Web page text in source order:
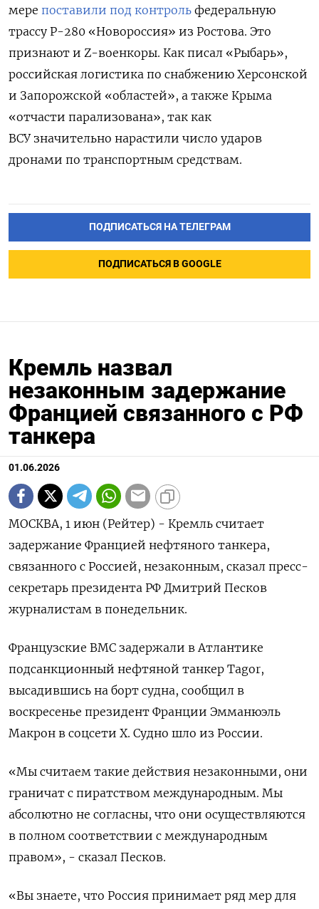
мере поставили под контроль федеральную
трассу Р-280 «Новороссия» из Ростова. Это
признают и Z-военкоры. Как писал «Рыбарь»,
российская логистика по снабжению Херсонской
и Запорожской «областей», а также Крыма
«отчасти парализована», так как
ВСУ значительно нарастили число ударов
дронами по транспортным средствам.
ПОДПИСАТЬСЯ НА ТЕЛЕГРАМ
ПОДПИСАТЬСЯ В GOOGLE
Кремль назвал
незаконным задержание
Францией связанного с РФ
танкера
01.06.2026
МОСКВА, 1 июн (Рейтер) - Кремль считает
задержание Францией нефтяного танкера,
связанного ‌с Россией, незаконным, сказал пресс-
секретарь президента РФ Дмитрий Песков ​
журналистам в ​понедельник.
Французские ​ВМС задержали ⁠в Атлантике
‌подсанкционный нефтяной танкер Tagor,
‌высадившись на борт судна, сообщил ​в
воскресенье президент ‌Франции Эмманюэль
Макрон ​в соцсети X. Судно шло ‌из России.
«Мы считаем такие действия незаконными, они
граничат ​с пиратством ​международным. ‌Мы
абсолютно не согласны, ​что они осуществляются
в полном соответствии с международным
правом», - сказал Песков.
«Вы знаете, что Россия принимает ряд мер ​для